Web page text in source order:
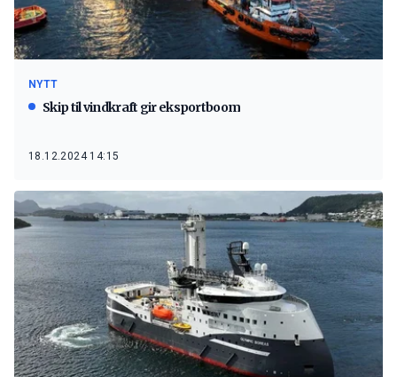
NYTT
Skip til vindkraft gir eksportboom
18.12.2024 14:15